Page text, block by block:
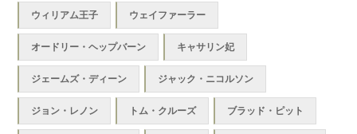
ウィリアム王子 ウェイファーラー
オードリー・ヘップバーン キャサリン妃
ジェームズ・ディーン ジャック・ニコルソン
ジョン・レノン トム・クルーズ ブラッド・ピット